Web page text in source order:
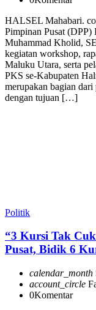
HALSEL Mahabari.
Pimpinan Pusat (DPP)
Muhammad Kholid,
kegiatan workshop,
Maluku Utara, serta
PKS se-Kabupaten
merupakan bagian
dengan tujuan […]
Politik
“3 Kursi Tak
Pusat, Bidik 6
calendar_month
account_circle
0Komentar